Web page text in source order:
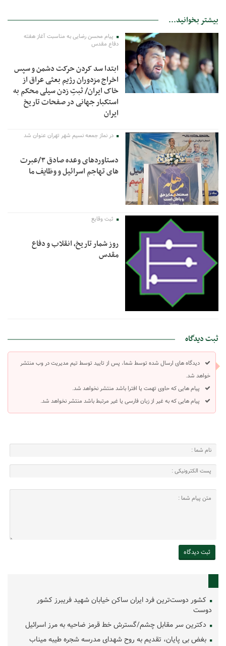
بیشتر بخوانید...
پیام محسن رضایی به مناسبت آغاز هفته
دفاع مقدس
ابتدا سد کردن حرکت دشمن و سپس
اخراج مزدوران رژیم بعثی عراق از
خاک ایران/ ثبتِ زدن سیلی محکم به
استکبار جهانی در صفحات تاریخ
ایران
در نماز جمعه نسیم شهر تهران عنوان شد
دستاوردهای وعده صادق ۳/عبرت
های تهاجم اسرائیل و وظایف ما
ثبت وقایع
روز شمار تاریخ، انقلاب و دفاع
مقدس
ثبت دیدگاه
دیدگاه های ارسال شده توسط شما، پس از تایید توسط تیم مدیریت در وب منتشر
خواهد شد.
پیام هایی که حاوی تهمت یا افترا باشد منتشر نخواهد شد.
پیام هایی که به غیر از زبان فارسی یا غیر مرتبط باشد منتشر نخواهد شد.
کشور دوست‌ترین فرد ایران ساکن خیابان شهید فریبرز کشور
دوست
دکترین سر مقابل چشم/گسترش خط قرمز ضاحیه به مرز اسرائیل
بغض بی پایان، تقدیم به روح شهدای مدرسه شجره طیبه میناب